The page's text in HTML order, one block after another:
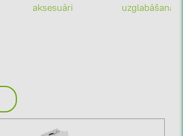
aksesuāri
uzglabāšana